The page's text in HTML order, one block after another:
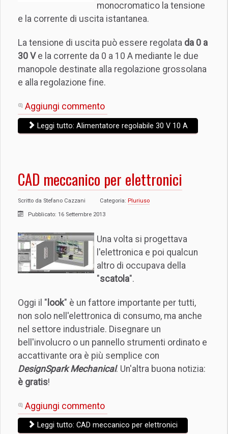
monocromatico la tensione
e la corrente di uscita istantanea.
La tensione di uscita può essere regolata da 0 a
30 Ve la corrente da 0 a 10 A mediante le due
manopole destinate alla regolazione grossolana
e alla regolazione fine.
Aggiungi commento
Leggi tutto: Alimentatore regolabile 30 V 10 A
CAD meccanico per elettronici
Scritto da Stefano Cazzani Categoria: Pluriuso
Pubblicato: 16 Settembre 2013
Una volta si progettava
l'elettronica e poi qualcun
altro di occupava della
"scatola".
Oggi il " look" è un fattore importante per tutti,
non solo nell'elettronica di consumo, ma anche
nel settore industriale. Disegnare un
bell'involucro o un pannello strumenti ordinato e
accattivante ora è più semplice con
DesignSpark Mechanical. Un'altra buona notizia:
è gratis!
Aggiungi commento
Leggi tutto: CAD meccanico per elettronici